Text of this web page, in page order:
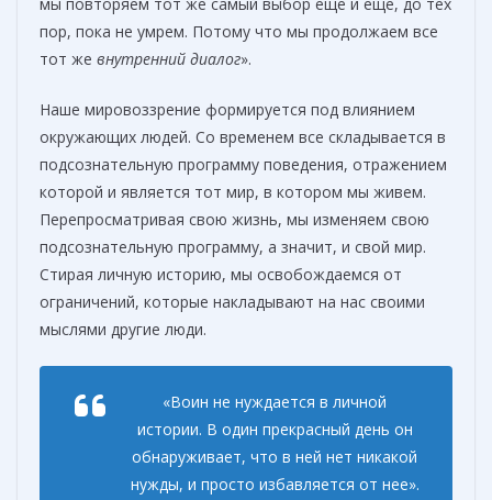
мы повторяем тот же самый выбор еще и еще, до тех
пор, пока не умрем. Потому что мы продолжаем все
тот же внутренний диалог».
Наше мировоззрение формируется под влиянием
окружающих людей. Со временем все складывается в
подсознательную программу поведения, отражением
которой и является тот мир, в котором мы живем.
Перепросматривая свою жизнь, мы изменяем свою
подсознательную программу, а значит, и свой мир.
Стирая личную историю, мы освобождаемся от
ограничений, которые накладывают на нас своими
мыслями другие люди.
«Воин не нуждается в личной
истории. В один прекрасный день он
обнаруживает, что в ней нет никакой
нужды, и просто избавляется от нее».